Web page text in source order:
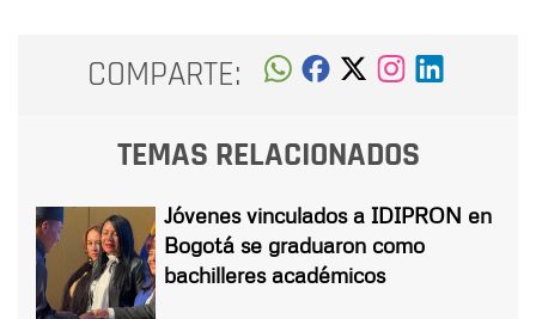
COMPARTE:
TEMAS RELACIONADOS
Jóvenes vinculados a IDIPRON en
Bogotá se graduaron como
bachilleres académicos